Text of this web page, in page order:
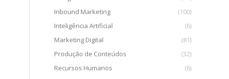
Inbound Marketing
(100)
Inteligência Artificial
(6)
Marketing Digital
(81)
Produção de Conteúdos
(32)
Recursos Humanos
(6)